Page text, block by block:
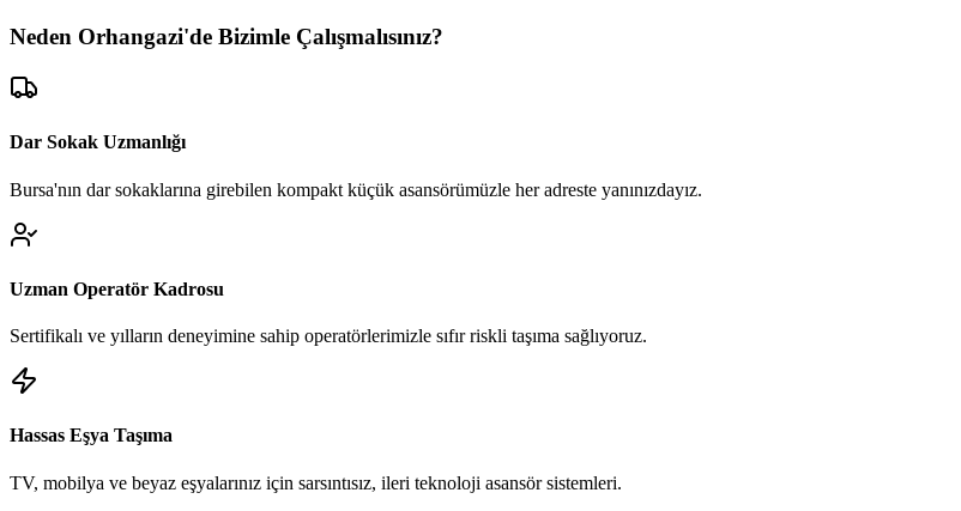
Neden Orhangazi'de Bizimle Çalışmalısınız?
Dar Sokak Uzmanlığı
Bursa'nın dar sokaklarına girebilen kompakt küçük asansörümüzle her adreste yanınızdayız.
Uzman Operatör Kadrosu
Sertifikalı ve yılların deneyimine sahip operatörlerimizle sıfır riskli taşıma sağlıyoruz.
Hassas Eşya Taşıma
TV, mobilya ve beyaz eşyalarınız için sarsıntısız, ileri teknoloji asansör sistemleri.